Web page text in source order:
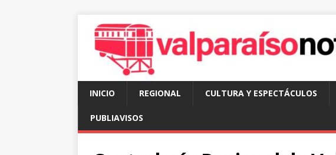
INICIO REGIONAL CULTURA Y ESPECTÁCULOS
PUBLIAVISOS